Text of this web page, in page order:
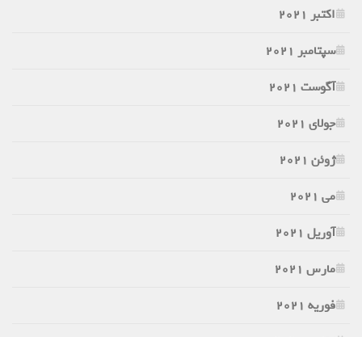
اکتبر 2021
سپتامبر 2021
آگوست 2021
جولای 2021
ژوئن 2021
می 2021
آوریل 2021
مارس 2021
فوریه 2021